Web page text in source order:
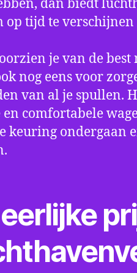
dan biedt
op tijd te
je van de best
nog eens voor
van al je spullen.
comfortabele
keuring ondergaan